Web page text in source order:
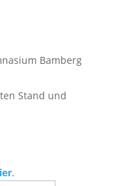
Bamberg
Stand und
.